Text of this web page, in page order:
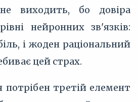
виходить, бо довіра
нейронних зв'язків:
і жоден раціональний
цей страх.
третій елемент